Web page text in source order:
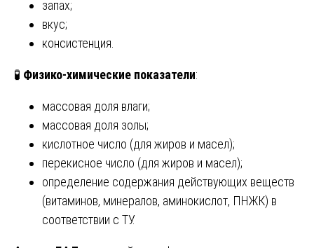
запах;
вкус;
консистенция.
🧪 Физико-химические показатели:
массовая доля влаги;
массовая доля золы;
кислотное число (для жиров и масел);
перекисное число (для жиров и масел);
определение содержания действующих веществ
(витаминов, минералов, аминокислот, ПНЖК) в
соответствии с ТУ.